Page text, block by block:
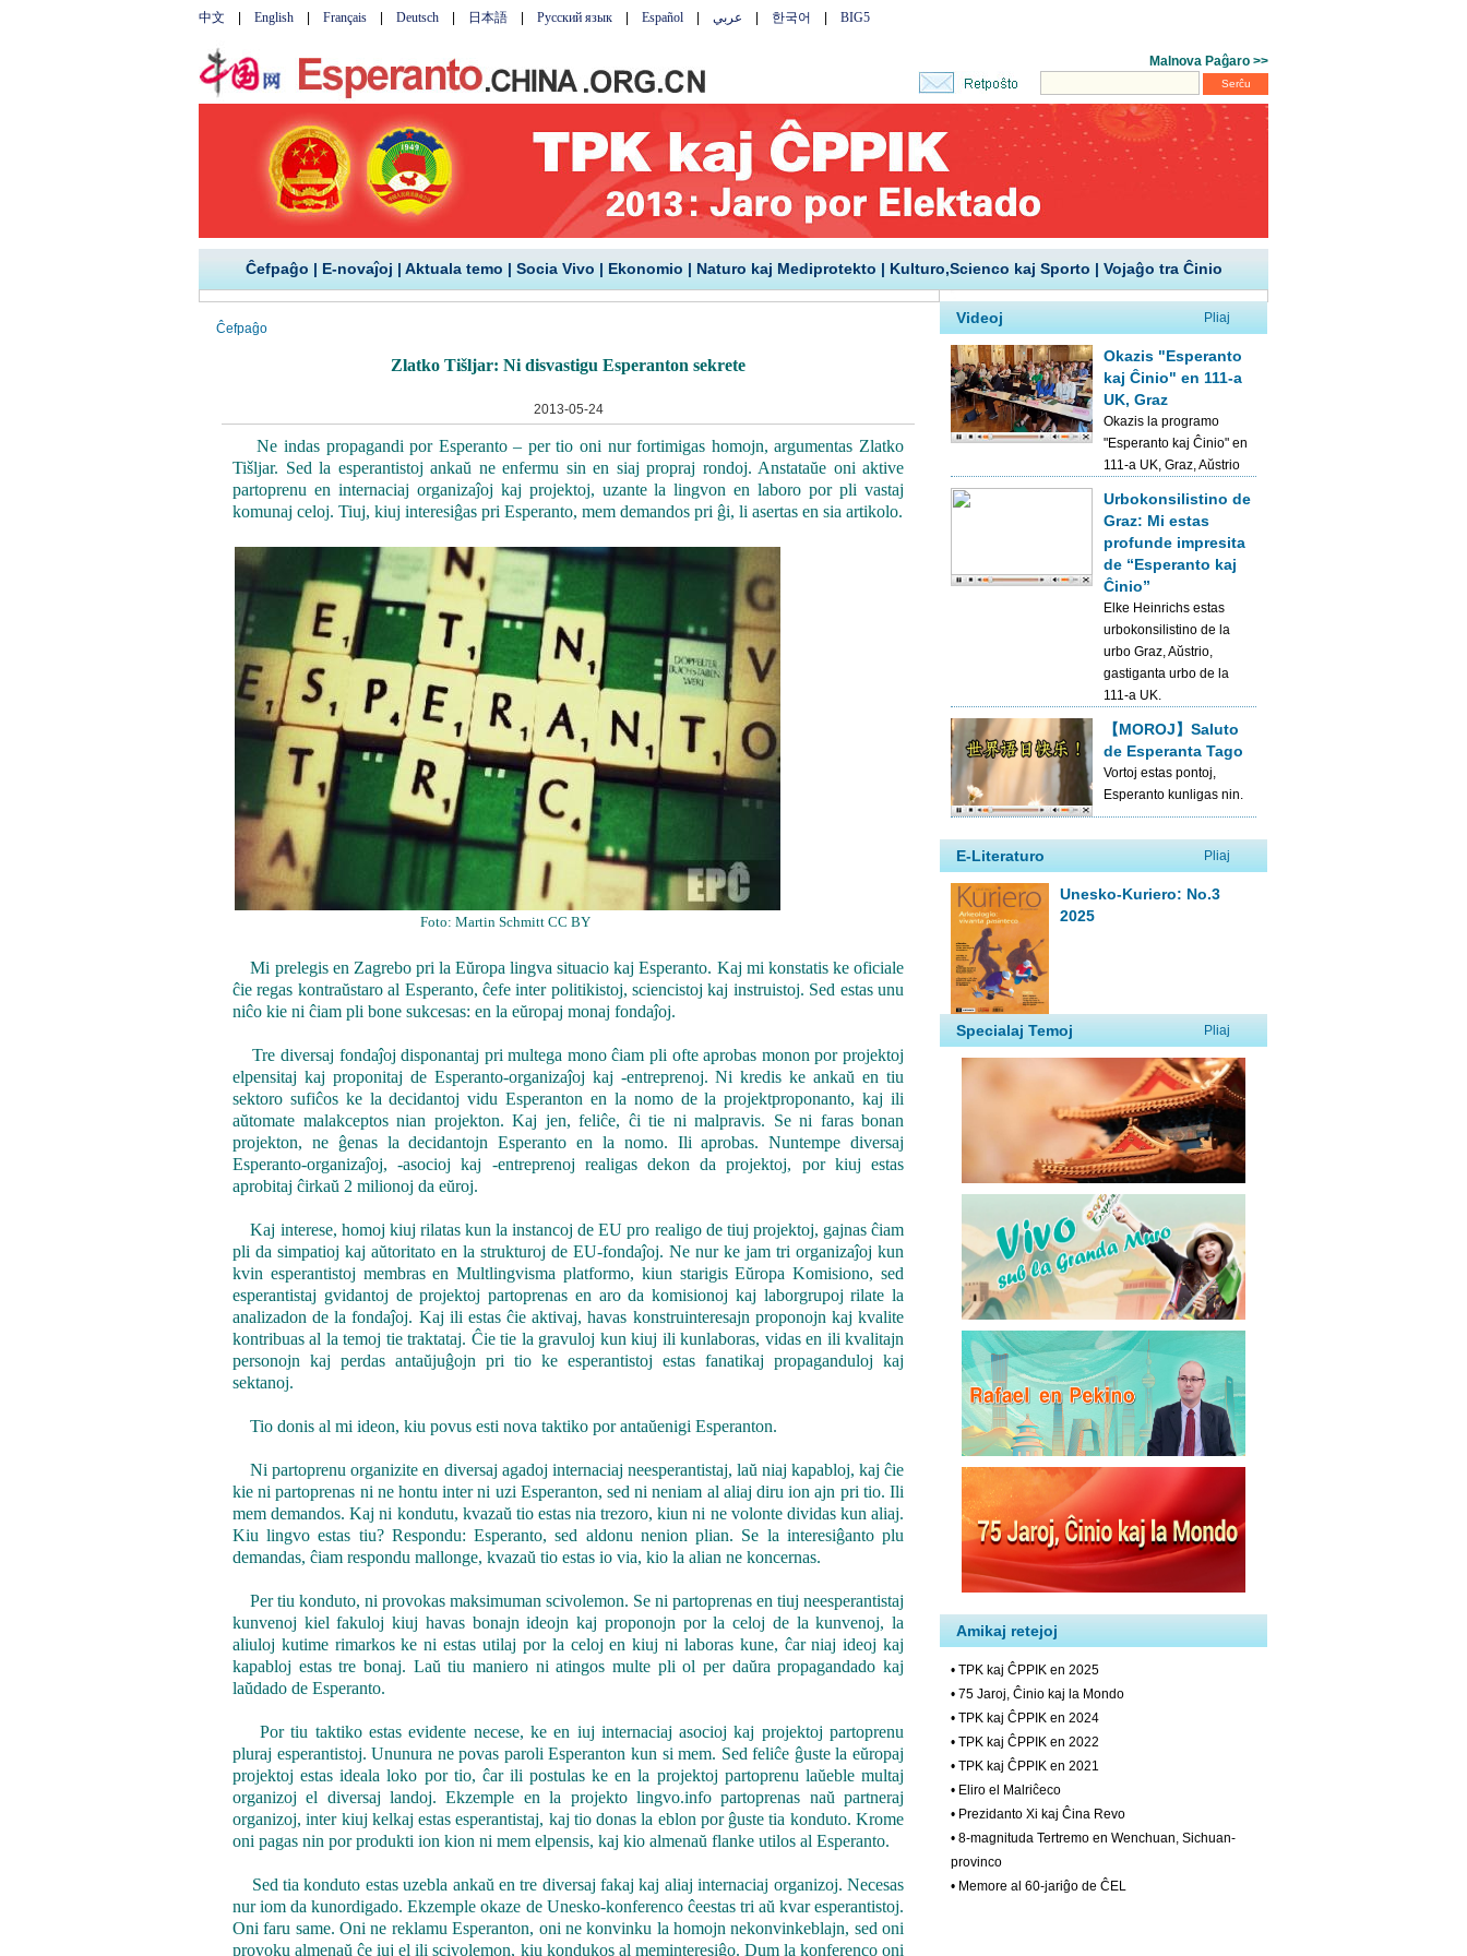
Ĉefpaĝo | E-novaĵoj | Aktuala temo | Socia Vivo | Ekonomio | Naturo kaj Mediprotekto | Kulturo,Scienco kaj Sporto | Vojaĝo tra Ĉinio
Ĉefpaĝo
Zlatko Tišljar: Ni disvastigu Esperanton sekrete
2013-05-24
Ne indas propagandi por Esperanto – per tio oni nur fortimigas homojn, argumentas Zlatko
Tišljar. Sed la esperantistoj ankaŭ ne enfermu sin en siaj propraj rondoj. Anstataŭe oni aktive
partoprenu en internaciaj organizaĵoj kaj projektoj, uzante la lingvon en laboro por pli vastaj
komunaj celoj. Tiuj, kiuj interesiĝas pri Esperanto, mem demandos pri ĝi, li asertas en sia artikolo.
Foto: Martin Schmitt CC BY
Mi prelegis en Zagrebo pri la Eŭropa lingva situacio kaj Esperanto. Kaj mi konstatis ke oficiale
ĉie regas kontraŭstaro al Esperanto, ĉefe inter politikistoj, sciencistoj kaj instruistoj. Sed estas unu
niĉo kie ni ĉiam pli bone sukcesas: en la eŭropaj monaj fondaĵoj.
Tre diversaj fondaĵoj disponantaj pri multega mono ĉiam pli ofte aprobas monon por projektoj
elpensitaj kaj proponitaj de Esperanto-organizaĵoj kaj -entreprenoj. Ni kredis ke ankaŭ en tiu
sektoro sufiĉos ke la decidantoj vidu Esperanton en la nomo de la projektproponanto, kaj ili
aŭtomate malakceptos nian projekton. Kaj jen, feliĉe, ĉi tie ni malpravis. Se ni faras bonan
projekton, ne ĝenas la decidantojn Esperanto en la nomo. Ili aprobas. Nuntempe diversaj
Esperanto-organizaĵoj, -asocioj kaj -entreprenoj realigas dekon da projektoj, por kiuj estas
aprobitaj ĉirkaŭ 2 milionoj da eŭroj.
Kaj interese, homoj kiuj rilatas kun la instancoj de EU pro realigo de tiuj projektoj, gajnas ĉiam
pli da simpatioj kaj aŭtoritato en la strukturoj de EU-fondaĵoj. Ne nur ke jam tri organizaĵoj kun
kvin esperantistoj membras en Multlingvisma platformo, kiun starigis Eŭropa Komisiono, sed
esperantistaj gvidantoj de projektoj partoprenas en aro da komisionoj kaj laborgrupoj rilate la
analizadon de la fondaĵoj. Kaj ili estas ĉie aktivaj, havas konstruinteresajn proponojn kaj kvalite
kontribuas al la temoj tie traktataj. Ĉie tie la gravuloj kun kiuj ili kunlaboras, vidas en ili kvalitajn
personojn kaj perdas antaŭjuĝojn pri tio ke esperantistoj estas fanatikaj propaganduloj kaj
sektanoj.
Tio donis al mi ideon, kiu povus esti nova taktiko por antaŭenigi Esperanton.
Ni partoprenu organizite en diversaj agadoj internaciaj neesperantistaj, laŭ niaj kapabloj, kaj ĉie
kie ni partoprenas ni ne hontu inter ni uzi Esperanton, sed ni neniam al aliaj diru ion ajn pri tio. Ili
mem demandos. Kaj ni kondutu, kvazaŭ tio estas nia trezoro, kiun ni ne volonte dividas kun aliaj.
Kiu lingvo estas tiu? Respondu: Esperanto, sed aldonu nenion plian. Se la interesiĝanto plu
demandas, ĉiam respondu mallonge, kvazaŭ tio estas io via, kio la alian ne koncernas.
Per tiu konduto, ni provokas maksimuman scivolemon. Se ni partoprenas en tiuj neesperantistaj
kunvenoj kiel fakuloj kiuj havas bonajn ideojn kaj proponojn por la celoj de la kunvenoj, la
aliuloj kutime rimarkos ke ni estas utilaj por la celoj en kiuj ni laboras kune, ĉar niaj ideoj kaj
kapabloj estas tre bonaj. Laŭ tiu maniero ni atingos multe pli ol per daŭra propagandado kaj
laŭdado de Esperanto.
Por tiu taktiko estas evidente necese, ke en iuj internaciaj asocioj kaj projektoj partoprenu
pluraj esperantistoj. Ununura ne povas paroli Esperanton kun si mem. Sed feliĉe ĝuste la eŭropaj
projektoj estas ideala loko por tio, ĉar ili postulas ke en la projektoj partoprenu laŭeble multaj
organizoj el diversaj landoj. Ekzemple en la projekto lingvo.info partoprenas naŭ partneraj
organizoj, inter kiuj kelkaj estas esperantistaj, kaj tio donas la eblon por ĝuste tia konduto. Krome
oni pagas nin por produkti ion kion ni mem elpensis, kaj kio almenaŭ flanke utilos al Esperanto.
Sed tia konduto estas uzebla ankaŭ en tre diversaj fakaj kaj aliaj internaciaj organizoj. Necesas
nur iom da kunordigado. Ekzemple okaze de Unesko-konferenco ĉeestas tri aŭ kvar esperantistoj.
Oni faru same. Oni ne reklamu Esperanton, oni ne konvinku la homojn nekonvinkeblajn, sed oni
provoku almenaŭ ĉe iuj el ili scivolemon, kiu kondukos al meminteresiĝo. Dum la konferenco oni